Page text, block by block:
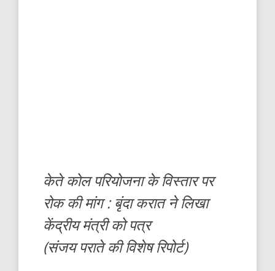
केते कोल परियोजना के विस्तार पर
रोक की मांग : बृंदा करात ने लिखा
केंद्रीय मंत्री को पत्र
(संजय पराते की विशेष रिपोर्ट)